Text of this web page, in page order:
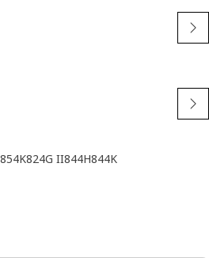
854K824G II844H844K